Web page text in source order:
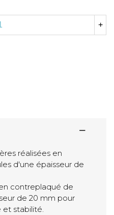
+
réalisées en
d'une épaisseur de
contreplaqué de
de 20 mm pour
et stabilité.